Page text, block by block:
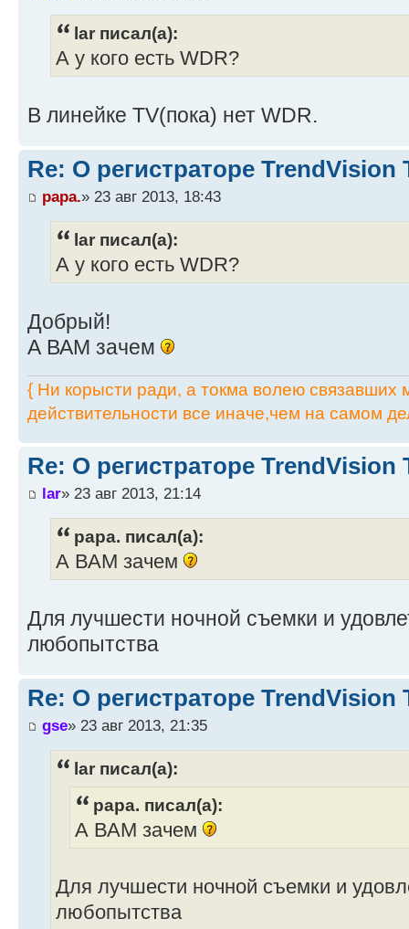
lar писал(а):
А у кого есть WDR?
В линейке TV(пока) нет WDR.
Re: О регистраторе TrendVision
papa.» 23 авг 2013, 18:43
lar писал(а):
А у кого есть WDR?
Добрый!
А ВАМ зачем
{ Ни корысти ради, а токма волею связавших
действительности все иначе,чем на самом
Re: О регистраторе TrendVision
lar» 23 авг 2013, 21:14
papa. писал(а):
А ВАМ зачем
Для лучшести ночной съемки и
любопытства
Re: О регистраторе TrendVision
gse» 23 авг 2013, 21:35
lar писал(а):
papa. писал(а):
А ВАМ зачем
Для лучшести ночной съемки и
любопытства